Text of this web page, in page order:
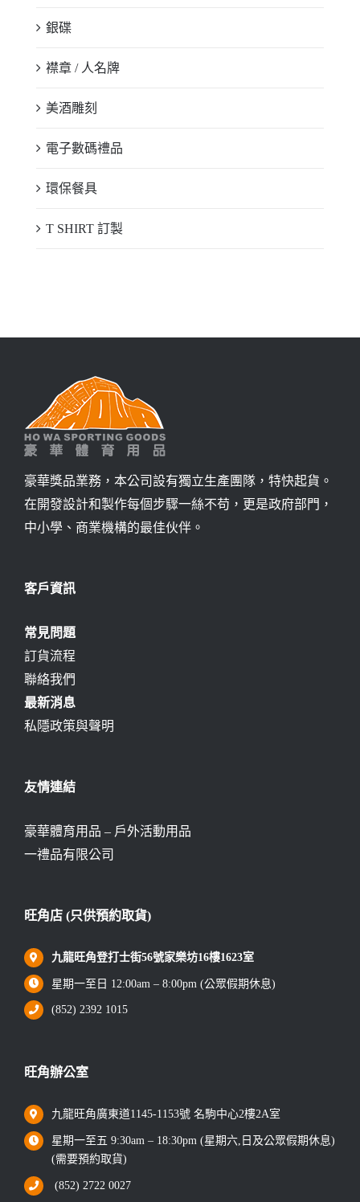
銀碟
襟章 / 人名牌
美酒雕刻
電子數碼禮品
環保餐具
T SHIRT 訂製
豪華獎品業務，本公司設有獨立生產團隊，特快起貨。
在開發設計和製作每個步驟一絲不苟，更是政府部門，
中小學、商業機構的最佳伙伴。
客戶資訊
常見問題
訂貨流程
聯絡我們
最新消息
私隱政策與聲明
友情連結
豪華體育用品 – 戶外活動用品
一禮品有限公司
旺角店 (只供預約取貨)
九龍旺角登打士街56號家樂坊16樓1623室
星期一至日 12:00am – 8:00pm (公眾假期休息)
(852) 2392 1015
旺角辦公室
九龍旺角廣東道1145-1153號 名駒中心2樓2A室
星期一至五 9:30am – 18:30pm (星期六,日及公眾假期休息)
(需要預約取貨)
(852) 2722 0027